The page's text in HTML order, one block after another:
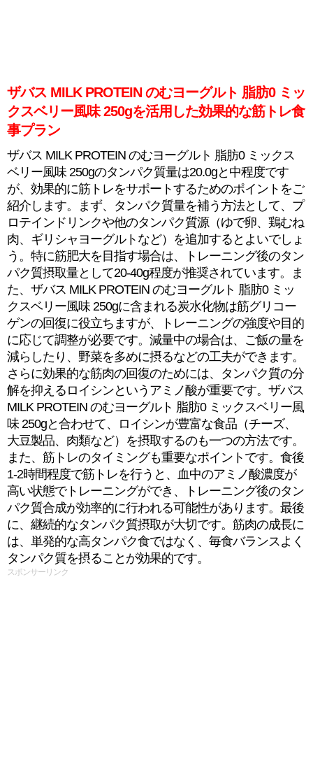
ザバス MILK PROTEIN のむヨーグルト 脂肪0 ミッ
クスベリー風味 250gを活用した効果的な筋トレ食
事プラン
ザバス MILK PROTEIN のむヨーグルト 脂肪0 ミックス
ベリー風味 250gのタンパク質量は20.0gと中程度です
が、効果的に筋トレをサポートするためのポイントをご
紹介します。まず、タンパク質量を補う方法として、プ
ロテインドリンクや他のタンパク質源（ゆで卵、鶏むね
肉、ギリシャヨーグルトなど）を追加するとよいでしょ
う。特に筋肥大を目指す場合は、トレーニング後のタン
パク質摂取量として20-40g程度が推奨されています。ま
た、ザバス MILK PROTEIN のむヨーグルト 脂肪0 ミッ
クスベリー風味 250gに含まれる炭水化物は筋グリコー
ゲンの回復に役立ちますが、トレーニングの強度や目的
に応じて調整が必要です。減量中の場合は、ご飯の量を
減らしたり、野菜を多めに摂るなどの工夫ができます。
さらに効果的な筋肉の回復のためには、タンパク質の分
解を抑えるロイシンというアミノ酸が重要です。ザバス
MILK PROTEIN のむヨーグルト 脂肪0 ミックスベリー風
味 250gと合わせて、ロイシンが豊富な食品（チーズ、
大豆製品、肉類など）を摂取するのも一つの方法です。
また、筋トレのタイミングも重要なポイントです。食後
1-2時間程度で筋トレを行うと、血中のアミノ酸濃度が
高い状態でトレーニングができ、トレーニング後のタン
パク質合成が効率的に行われる可能性があります。最後
に、継続的なタンパク質摂取が大切です。筋肉の成長に
は、単発的な高タンパク食ではなく、毎食バランスよく
タンパク質を摂ることが効果的です。
スポンサーリンク